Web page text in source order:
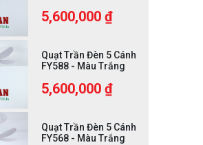
5,600,000 ₫
Quạt Trần Đèn 5 Cánh
FY588 - Màu Trắng
5,600,000 ₫
Quạt Trần Đèn 5 Cánh
FY568 - Màu Trắng